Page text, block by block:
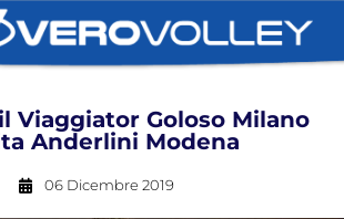
Viaggiator Goloso Milano
Anderlini Modena
06 Dicembre 2019